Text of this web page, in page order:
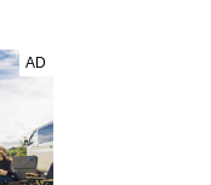
AD